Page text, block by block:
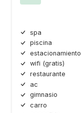
spa
piscina
estacionamiento
wifi (gratis)
restaurante
ac
gimnasio
carro